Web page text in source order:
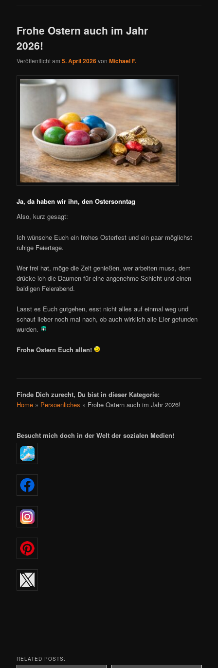
Frohe Ostern auch im Jahr
2026!
Veröffentlicht am5. April 2026vonMichael F.
Ja, da haben wir ihn, den Ostersonntag
Also, kurz gesagt:
Ich wünsche Euch ein frohes Osterfest und ein paar möglichst
ruhige Feiertage.
Wer frei hat, möge die Zeit genießen, wer arbeiten muss, dem
drücke ich die Daumen für eine angenehme Schicht und einen
baldigen Feierabend.
Lasst es Euch gutgehen, esst nicht alles auf einmal weg und
schaut lieber noch mal nach, ob auch wirklich alle Eier gefunden
wurden.
Frohe Ostern Euch allen!
Finde Dich zurecht, Du bist in dieser Kategorie:
Home » Persoenliches » Frohe Ostern auch im Jahr 2026!
Besucht mich doch in der Welt der sozialen Medien!
RELATED POSTS: